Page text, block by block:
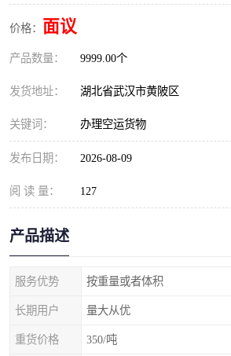
价格： 面议
产品数量： 9999.00个
发货地址： 湖北省武汉市黄陂区
关键词： 办理空运货物
发布日期： 2026-08-09
阅 读 量： 127
产品描述
服务优势 按重量或者体积
长期用户 量大从优
重货价格 350/吨